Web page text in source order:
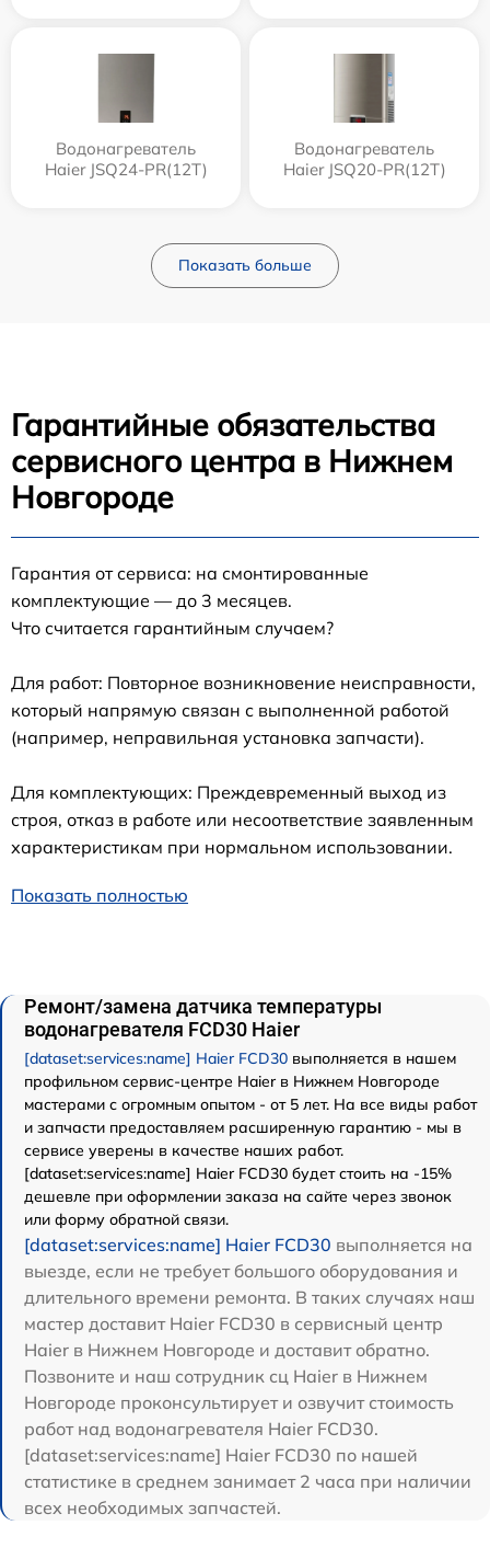
Водонагреватель
Haier JSQ24-PR(12T)
Водонагреватель
Haier JSQ20-PR(12T)
Показать больше
Гарантийные обязательства
сервисного центра в Нижнем
Новгороде
Гарантия от сервиса: на смонтированные
комплектующие — до 3 месяцев.
Что считается гарантийным случаем?
Для работ: Повторное возникновение неисправности,
который напрямую связан с выполненной работой
(например, неправильная установка запчасти).
Для комплектующих: Преждевременный выход из
строя, отказ в работе или несоответствие заявленным
характеристикам при нормальном использовании.
Показать полностью
Ремонт/замена датчика температуры
водонагревателя FCD30 Haier
[dataset:services:name] Haier FCD30 выполняется в нашем
профильном сервис-центре Haier в Нижнем Новгороде
мастерами с огромным опытом - от 5 лет. На все виды работ
и запчасти предоставляем расширенную гарантию - мы в
сервисе уверены в качестве наших работ.
[dataset:services:name] Haier FCD30 будет стоить на -15%
дешевле при оформлении заказа на сайте через звонок
или форму обратной связи.
[dataset:services:name] Haier FCD30 выполняется на
выезде, если не требует большого оборудования и
длительного времени ремонта. В таких случаях наш
мастер доставит Haier FCD30 в сервисный центр
Haier в Нижнем Новгороде и доставит обратно.
Позвоните и наш сотрудник сц Haier в Нижнем
Новгороде проконсультирует и озвучит стоимость
работ над водонагревателя Haier FCD30.
[dataset:services:name] Haier FCD30 по нашей
статистике в среднем занимает 2 часа при наличии
всех необходимых запчастей.